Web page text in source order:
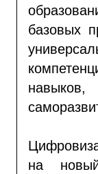
базовых
на